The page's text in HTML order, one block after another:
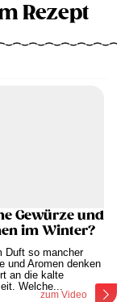
Rezept
Gewürze und
im Winter?
Duft so mancher
und Aromen denken
an die kalte
Welche...
zum Video